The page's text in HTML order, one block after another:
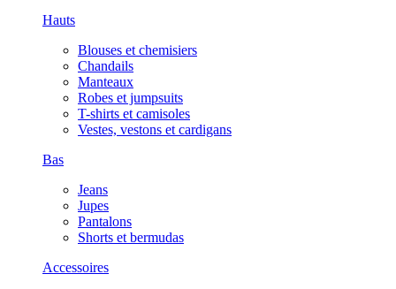
Hauts
Blouses et chemisiers
Chandails
Manteaux
Robes et jumpsuits
T-shirts et camisoles
Vestes, vestons et cardigans
Bas
Jeans
Jupes
Pantalons
Shorts et bermudas
Accessoires